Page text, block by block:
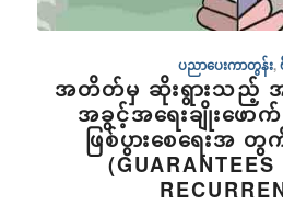
ပညာပေးကာတွန်း,
အတိတ်မှ ဆိုးရွားသည့်
အခွင့်အရေးချိုးဖော
ဖြစ်ပွားစေရေးအ တွ
(GUARANTEES